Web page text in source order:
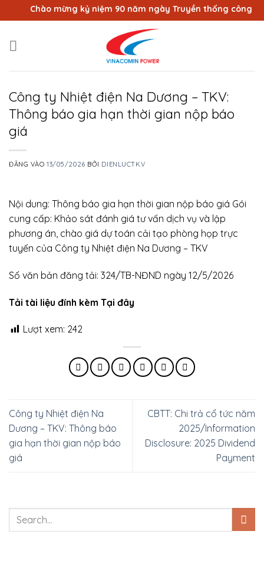
qua
dung
Chào mừng kỷ niệm 90 năm ngày Truyền thống công
Công ty Nhiệt điện Na Dương – TKV:
Thông báo gia hạn thời gian nộp báo
giá
ĐĂNG VÀO13/05/2026 BỞI DIENLUCTKV
Nội dung: Thông báo gia hạn thời gian nộp báo giá Gói
cung cấp: Khảo sát đánh giá tư vấn dịch vụ và lập
phương án, chào giá dự toán cải tạo phòng họp trực
tuyến của Công ty Nhiệt điện Na Dương – TKV
Số văn bản đăng tải: 324/TB-NĐND ngày 12/5/2026
Tải tài liệu đính kèm Tại đây
Lượt xem: 242
Công ty Nhiệt điện Na
Dương – TKV: Thông báo
gia hạn thời gian nộp báo
giá
CBTT: Chi trả cổ tức năm
2025/Information
Disclosure: 2025 Dividend
Payment